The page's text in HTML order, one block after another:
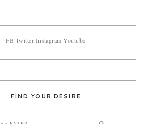
FB Twitter Instagram Youtube
FIND YOUR DESIRE